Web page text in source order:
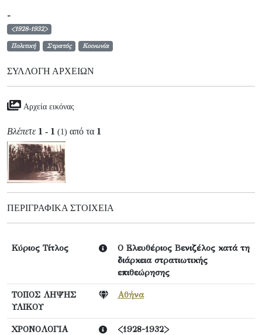
-
<1928-1932>
Πολιτική Στρατός Κοινωνία
ΣΥΛΛΟΓΉ ΑΡΧΕΊΩΝ
Αρχεία εικόνας
Βλέπετε 1 - 1 (1) από τα 1
ΠΕΡΙΓΡΑΦΙΚΆ ΣΤΟΙΧΕΊΑ
Κύριος Τίτλος
Ο Ελευθέριος Βενιζέλος κατά τη
διάρκεια στρατιωτικής
επιθεώρησης
ΤΟΠΟΣ ΛΗΨΗΣ
ΥΛΙΚΟΥ
Αθήνα
ΧΡΟΝΟΛΟΓΙΑ <1928-1932>